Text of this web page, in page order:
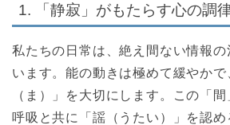
1. 「静寂」がもたらす心の調
私たちの日常は、絶え間ない情報の
います。能の動きは極めて緩やかで
（ま）」を大切にします。この「
呼吸と共に「謡（うたい）」を認